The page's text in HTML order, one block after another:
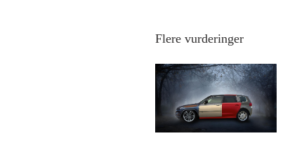
Flere vurderinger